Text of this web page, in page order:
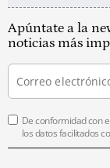
Apúntate a la
noticias más
De conformidad con
los datos facilitados